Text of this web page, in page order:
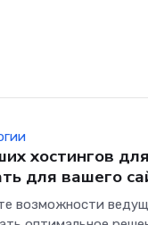
хостингов
для вашего
возможности